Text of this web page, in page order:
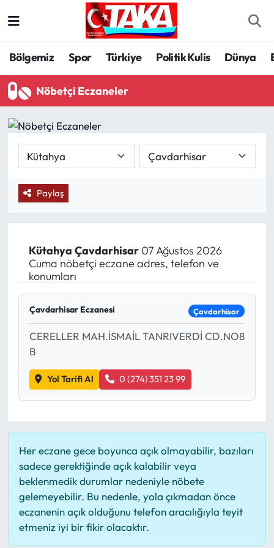
Bölgemiz Spor Türkiye Politik Kulis Dünya
Nöbetçi Eczaneler
Paylaş
Kütahya Çavdarhisar07 Ağustos 2026
Cuma nöbetçi eczane adres, telefon ve
konumları
Çavdarhisar Eczanesi Çavdarhisar
CERELLER MAH.İSMAİL TANRIVERDİ CD.NO8
B
Yol Tarifi Al 0 (274) 351 23 99
Her eczane gece boyunca açık olmayabilir, bazıları
sadece gerektiğinde açık kalabilir veya
beklenmedik durumlar nedeniyle nöbete
gelemeyebilir. Bu nedenle, yola çıkmadan önce
eczanenin açık olduğunu telefon aracılığıyla teyit
etmeniz iyi bir fikir olacaktır.
Spor
Türkiye
Politika
Politik Kulis
Magazin
Mektup Galeri
Röportaj
Manşet
Köşe Yazıları
BIK
ASTROLOJİ
Spor Yazıları
Mektup Galeri
Trabzon Hava Durumu
Trabzon Trafik Yoğunluk Haritası
Tüm Manşetler
Son Dakika Haberleri